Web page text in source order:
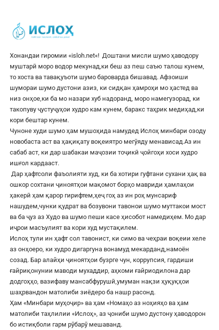
Хонандаи гиромии «isloh.net«! Доштани мисли шумо ҳаводору
муштарӣ моро водор мекунад,ки беш аз пеш саъю талош кунем,
то хоста ва тавақуъоти шумо бароварда бишавад. Афзоиши
шумораи шумо дустони азиз, ки сидқан ҳамроҳи мо ҳастед ва
низ онҳое,ки ба мо назари хуб надоранд, моро намегузорад, ки
такопуву ҷустуҷуҳои худро кам кунем, баракс таҳрик медиҳад,ки
кори бештар кунем.
Чуноне худи шумо ҳам мушоҳида намудед Ислоҳ минбари озоду
новобаста аст ва ҳақиқату воқеиятро мегӯяду менависад.Аз ин
сабаб аст, ки дар шабакаи маҷозии тоҷикӣ ҷойгоҳи хоси худро
ишғол кардааст.
Дар ҳафтсоли фаъолияти худ, ки ба хотири гуфтани сухани ҳақ ва
ошкор сохтани ҷиноятҳои мақомот борҳо мавриди ҳамлаҳои
ҳакерӣ ҳам қарор гирифтем,ҳеҷ гоҳ аз ин роҳ мунсариф
нашудем,чунки қудрат ва бозувони тавонои шумо муттакои мост
ва ба ҷуз аз Худо ва шумо пеши касе ҳисобот намедиҳем. Мо дар
иҷрои масъулият ва кори худ мустақилем.
Ислоҳ тули ин ҳафт сол тавонист, ки симо ва чеҳраи воқеии хеле
аз онҳоеро, ки худро дигаргуна вонамуд мекарданд,намоён
созад. Бар алайҳи ҷиноятҳои бузрге чун, коррупсия, гардиши
ғайриқонунии маводи мухаддир, аҳкоми ғайриодилона дар
додгоҳҳо, вазифаву мансабфурушӣ,умуман нақзи ҳуқуқҳои
шаҳрвандон матолиби зиёдеро ба нашр расонд.
Ҳам «Минбари муҳоҷир» ва ҳам «Номаҳо аз ноҳияҳо ва ҳам
матолиби таҳлилии «Ислоҳ», аз ҷониби шумо дустону ҳаводорон
бо истиқболи гарм рӯбарӯ мешаванд.